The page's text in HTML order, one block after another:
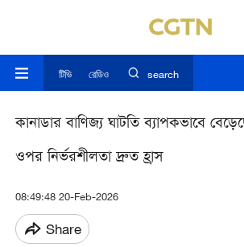
টিভি রেডিও search
কানাডার বাণিজ্য ঘাটতি ব্যাপকভাবে
ওপর নির্ভরশীলতা দ্রুত হ্রাস
08:49:48 20-Feb-2026
Share